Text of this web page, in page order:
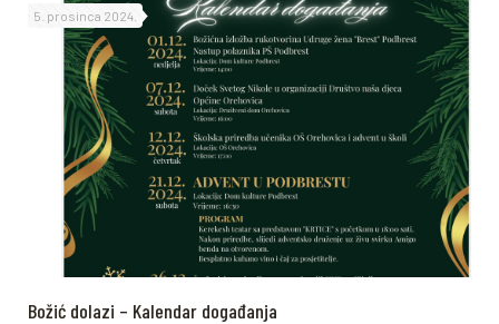
5. prosinca 2024.
Božić dolazi – Kalendar događanja